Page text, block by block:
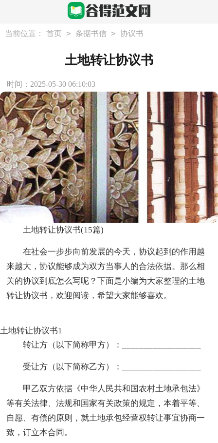
当前位置： 首页 > 条据书信 > 协议书
土地转让协议书
时间：2025-05-30 06:10:03
土地转让协议书(15篇)
在社会一步步向前发展的今天，协议起到的作用越
来越大，协议能够成为双方当事人的合法依据。那么相
关的协议到底怎么写呢？下面是小编为大家整理的土地
转让协议书，欢迎阅读，希望大家能够喜欢。
土地转让协议书1
转让方（以下简称甲方）：__________________
受让方（以下简称乙方）：__________________
甲乙双方依据《中华人民共和国农村土地承包法》
等有关法律、法规和国家有关政策的规定，本着平等、
自愿、有偿的原则，就土地承包经营权转让事宜协商一
致，订立本合同。